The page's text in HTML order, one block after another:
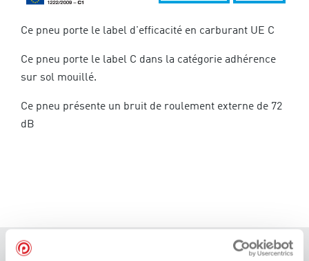
Ce pneu porte le label d'efficacité en carburant UE C
Ce pneu porte le label C dans la catégorie adhérence
sur sol mouillé.
Ce pneu présente un bruit de roulement externe de 72
dB
Autres dimensions disponibles pour le pneu